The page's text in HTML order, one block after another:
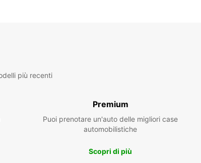
più recenti
Premium
Puoi prenotare un'auto delle migliori case
automobilistiche
Scopri di più